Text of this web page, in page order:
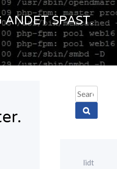
SPAST.
Search
for:
lidt